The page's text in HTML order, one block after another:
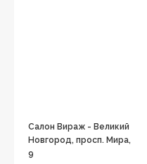
Салон Вираж - Великий
Новгород, просп. Мира,
9